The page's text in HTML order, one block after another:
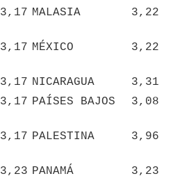
3,17 MALASIA 3,22
3,17 MÉXICO 3,22
3,17 NICARAGUA
3,31
3,17 PAÍSES BAJOS 3,08
3,17 PALESTINA 3,96
3,23 PANAMÁ
3,23